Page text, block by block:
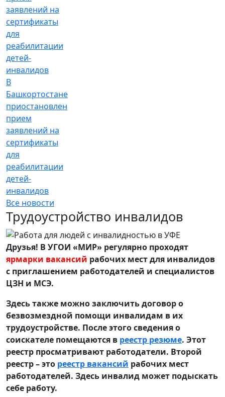
В
Башкортостане
приостановлен
прием
заявлений на
сертификаты
для
реабилитации
детей-
инвалидов
Все новости
Трудоустройство инвалидов
Друзья! В УГОИ «МИР» регулярно проходят
ярмарки вакансий рабочих мест для инвалидов
с приглашением работодателей и специалистов
ЦЗН и МСЭ.
Здесь также можно заключить договор о
безвозмездной помощи инвалидам в их
трудоустройстве. После этого сведения о
соискателе помещаются в реестр резюме. Этот
реестр просматривают работодатели. Второй
реестр – это реестр вакансий рабочих мест
работодателей. Здесь инвалид может подыскать
себе работу.